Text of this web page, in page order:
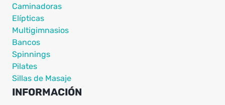
Caminadoras
Elípticas
Multigimnasios
Bancos
Spinnings
Pilates
Sillas de Masaje
INFORMACIÓN